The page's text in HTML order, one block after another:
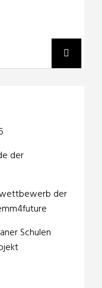
der
der
Schulen